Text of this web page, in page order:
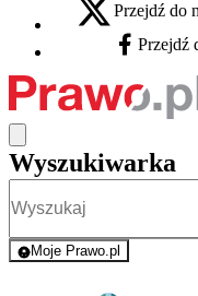
X - otwiera się w
Przejdź do
Facebook -
Przejdź
Wyszukiwarka
Moje Prawo.pl
- rejestracja i